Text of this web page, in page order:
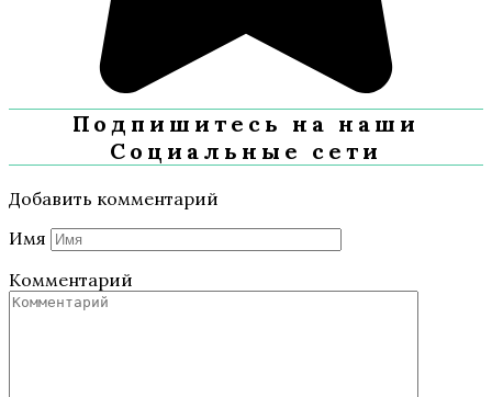
Подпишитесь на наши
Социальные сети
Добавить комментарий
Имя
Комментарий